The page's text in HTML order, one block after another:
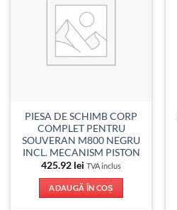
PIESA DE SCHIMB CORP
COMPLET PENTRU
SOUVERAN M800 NEGRU
INCL. MECANISM PISTON
425.92 lei TVA inclus
ADAUGĂ ÎN COȘ